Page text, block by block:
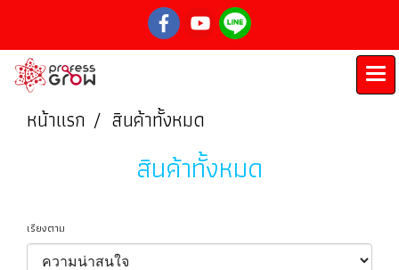
หน้าแรก สินค้าทั้งหมด
สินค้าทั้งหมด
เรียงตาม